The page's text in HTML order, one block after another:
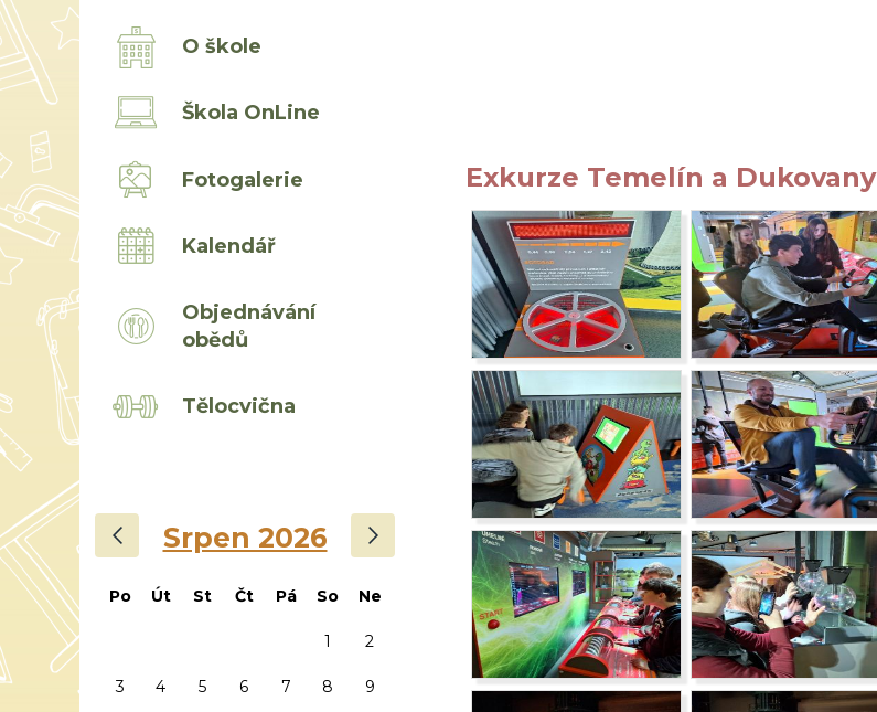
Exkurze Temelín a Dukovany
O škole
Škola OnLine
Fotogalerie
Kalendář
Objednávání
obědů
Tělocvična
Srpen 2026 ›
Po Út St Čt Pá So Ne
1 2
3 4 5 6 7 8 9